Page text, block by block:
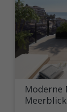
Moderne